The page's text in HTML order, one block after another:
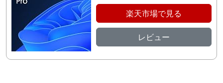
楽天市場で見る
レビュー